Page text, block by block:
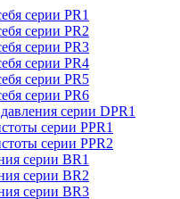
серии PR1
серии PR2
серии PR3
серии PR4
серии PR5
серии PR6
серии DPR1
серии PPR1
серии PPR2
серии BR1
серии BR2
серии BR3